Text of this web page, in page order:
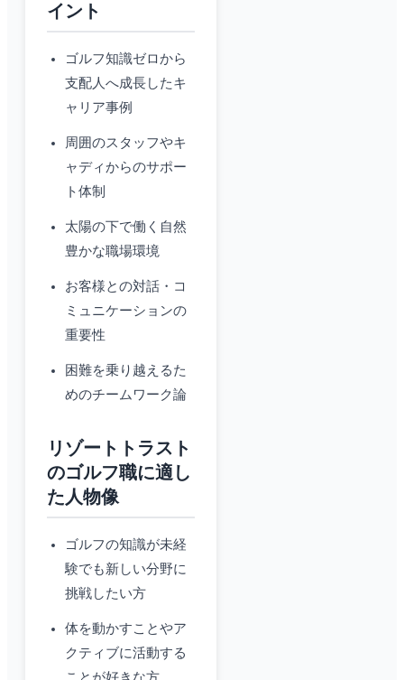
イント
ゴルフ知識ゼロから
支配人へ成長したキ
ャリア事例
周囲のスタッフやキ
ャディからのサポー
ト体制
太陽の下で働く自然
豊かな職場環境
お客様との対話・コ
ミュニケーションの
重要性
困難を乗り越えるた
めのチームワーク論
リゾートトラスト
のゴルフ職に適し
た人物像
ゴルフの知識が未経
験でも新しい分野に
挑戦したい方
体を動かすことやア
クティブに活動する